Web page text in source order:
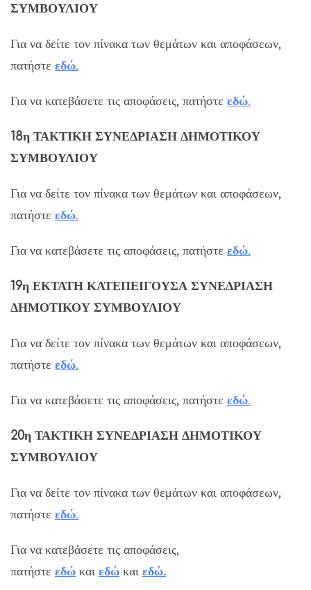
ΣΥΜΒΟΥΛΙΟΥ
Για να δείτε τον πίνακα των θεμάτων και αποφάσεων,
πατήστε εδώ.
Για να κατεβάσετε τις αποφάσεις, πατήστε εδώ.
18η ΤΑΚΤΙΚΗ ΣΥΝΕΔΡΙΑΣΗ ΔΗΜΟΤΙΚΟΥ
ΣΥΜΒΟΥΛΙΟΥ
Για να δείτε τον πίνακα των θεμάτων και αποφάσεων,
πατήστε εδώ.
Για να κατεβάσετε τις αποφάσεις, πατήστε εδώ.
19η ΕΚΤΑΤΗ ΚΑΤΕΠΕΙΓΟΥΣΑ ΣΥΝΕΔΡΙΑΣΗ
ΔΗΜΟΤΙΚΟΥ ΣΥΜΒΟΥΛΙΟΥ
Για να δείτε τον πίνακα των θεμάτων και αποφάσεων,
πατήστε εδώ.
Για να κατεβάσετε τις αποφάσεις, πατήστε εδώ.
20η ΤΑΚΤΙΚΗ ΣΥΝΕΔΡΙΑΣΗ ΔΗΜΟΤΙΚΟΥ
ΣΥΜΒΟΥΛΙΟΥ
Για να δείτε τον πίνακα των θεμάτων και αποφάσεων,
πατήστε εδώ.
Για να κατεβάσετε τις αποφάσεις,
πατήστε εδώ και εδώ και εδώ.